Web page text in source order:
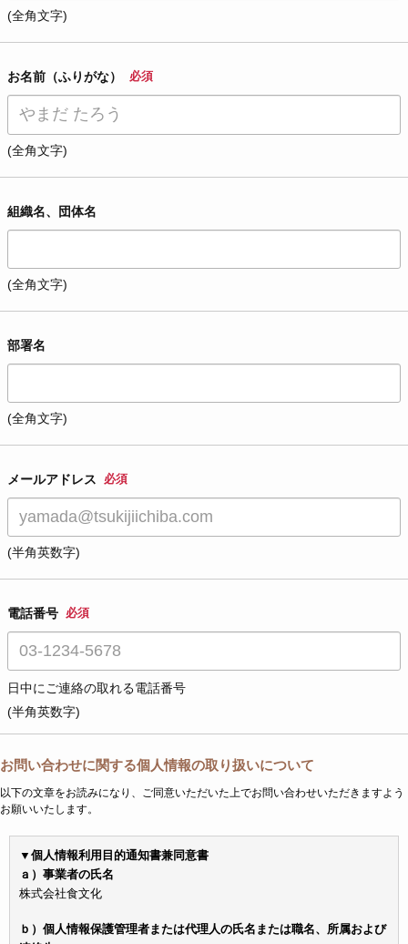
(全角文字)
お名前（ふりがな） 必須
(全角文字)
組織名、団体名
(全角文字)
部署名
(全角文字)
メールアドレス 必須
(半角英数字)
電話番号 必須
日中にご連絡の取れる電話番号
(半角英数字)
お問い合わせに関する個人情報の取り扱いについて
以下の文章をお読みになり、ご同意いただいた上でお問い合わせいただきますよう
お願いいたします。
▼個人情報利用目的通知書兼同意書
ａ）事業者の氏名
株式会社食文化
ｂ）個人情報保護管理者または代理人の氏名または職名、所属および